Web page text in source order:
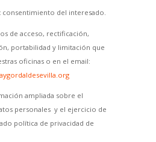
consentimiento del interesado.
de acceso, rectificación,
portabilidad y limitación que
oficinas o en el email:
ampliada sobre el
personales y el ejercicio de
política de privacidad de